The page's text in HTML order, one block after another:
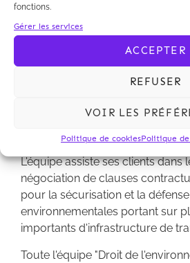
fonctions.
Gérer les services
ACCEPTER
REFUSER
VOIR LES
Politique de cookiesPolitique
L'équipe "Droit de
codirigée par Jocelyn Duval et
une nouvelle fois distinguée
"Elle conseille plusieurs grands
domaines aéroportuaire et
L'équipe assiste ses clients dans
négociation de clauses
pour la sécurisation et la
environnementales portant sur
importants d'infrastructure de
Toute l'équipe "Droit de